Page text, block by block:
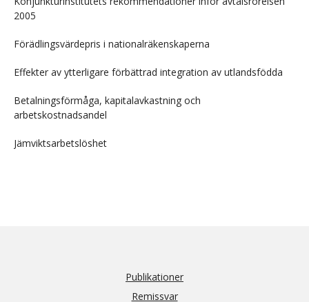
2005
Förädlingsvärdepris i nationalräkenskaperna
Effekter av ytterligare förbättrad integration av utlandsfödda
Betalningsförmåga, kapitalavkastning och
arbetskostnadsandel
Jämviktsarbetslöshet
Publikationer
Remissvar